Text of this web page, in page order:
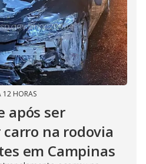
12 HORAS
após ser
na rodovia
em Campinas